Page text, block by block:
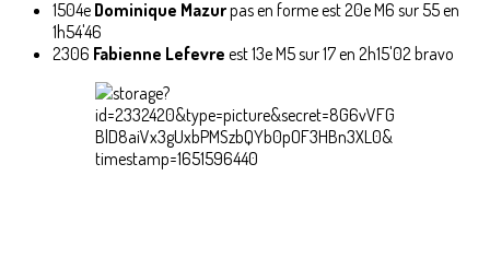
1504e Dominique Mazurpas en forme est 20e M6 sur 55 en
1h54'46
2306 Fabienne Lefevre est 13e M5 sur 17 en 2h15'02 bravo